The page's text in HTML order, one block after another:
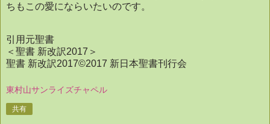
ちもこの愛にならいたいのです。
引用元聖書
＜聖書 新改訳2017 ＞
聖書 新改訳2017©2017 新日本聖書刊行会
東村山サンライズチャペル
共有